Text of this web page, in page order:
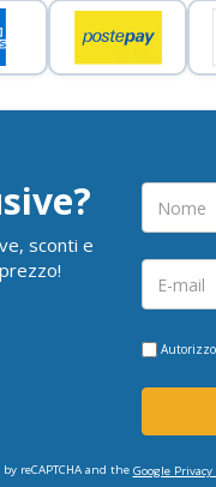
sconti e
reCAPTCHA and the Google Privacy